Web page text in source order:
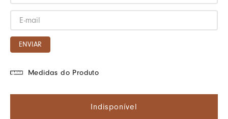
ENVIAR
Medidas do Produto
Indisponível